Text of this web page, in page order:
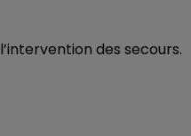
- CHAMPAGNE FM
des secours.